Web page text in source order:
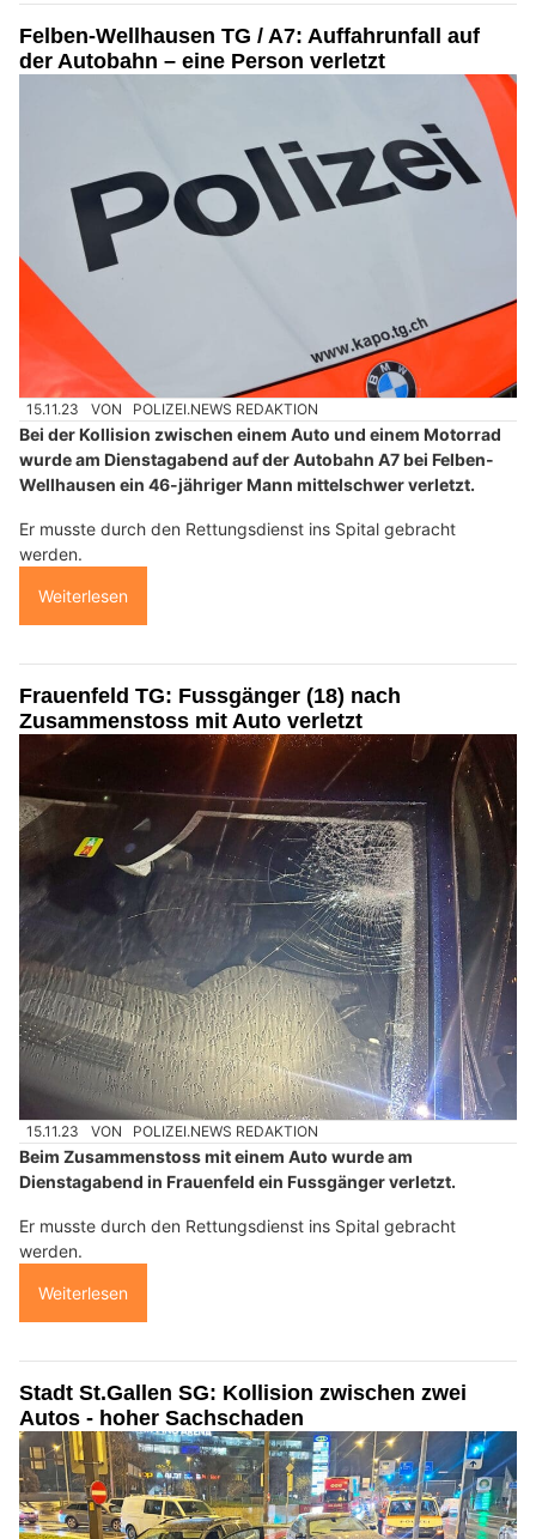
Felben-Wellhausen TG / A7: Auffahrunfall auf
der Autobahn – eine Person verletzt
15.11.23 VON POLIZEI.NEWS REDAKTION
Bei der Kollision zwischen einem Auto und einem Motorrad
wurde am Dienstagabend auf der Autobahn A7 bei Felben-
Wellhausen ein 46-jähriger Mann mittelschwer verletzt.
Er musste durch den Rettungsdienst ins Spital gebracht
werden.
Weiterlesen
Frauenfeld TG: Fussgänger (18) nach
Zusammenstoss mit Auto verletzt
15.11.23 VON POLIZEI.NEWS REDAKTION
Beim Zusammenstoss mit einem Auto wurde am
Dienstagabend in Frauenfeld ein Fussgänger verletzt.
Er musste durch den Rettungsdienst ins Spital gebracht
werden.
Weiterlesen
Stadt St.Gallen SG: Kollision zwischen zwei
Autos - hoher Sachschaden